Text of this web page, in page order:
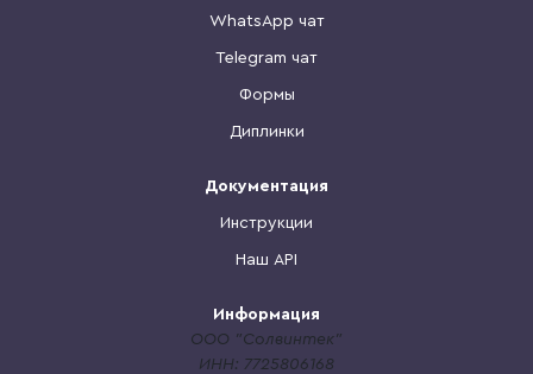
WhatsApp чат
Telegram чат
Формы
Диплинки
Документация
Инструкции
Наш API
Информация
ООО "Солвинтек"
ИНН: 7725806168